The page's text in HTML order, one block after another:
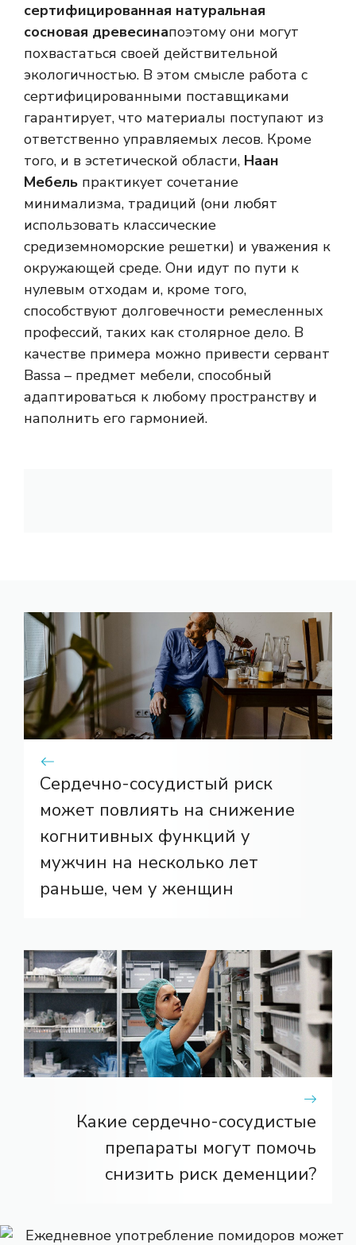
сертифицированная натуральная
сосновая древесинапоэтому они могут
похвастаться своей действительной
экологичностью. В этом смысле работа с
сертифицированными поставщиками
гарантирует, что материалы поступают из
ответственно управляемых лесов. Кроме
того, и в эстетической области, Наан
Мебель практикует сочетание
минимализма, традиций (они любят
использовать классические
средиземноморские решетки) и уважения к
окружающей среде. Они идут по пути к
нулевым отходам и, кроме того,
способствуют долговечности ремесленных
профессий, таких как столярное дело. В
качестве примера можно привести сервант
Bassa – предмет мебели, способный
адаптироваться к любому пространству и
наполнить его гармонией.
Сердечно-сосудистый риск
может повлиять на снижение
когнитивных функций у
мужчин на несколько лет
раньше, чем у женщин
Какие сердечно-сосудистые
препараты могут помочь
снизить риск деменции?